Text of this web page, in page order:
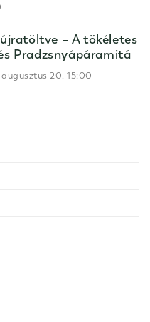
– A tökéletes
Pradzsnyápáramitá
20. 15:00 -